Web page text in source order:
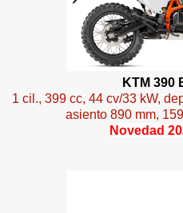
KTM 390
1 cil., 399 cc, 44 cv/33 kW,
asiento 890 mm,
Novedad